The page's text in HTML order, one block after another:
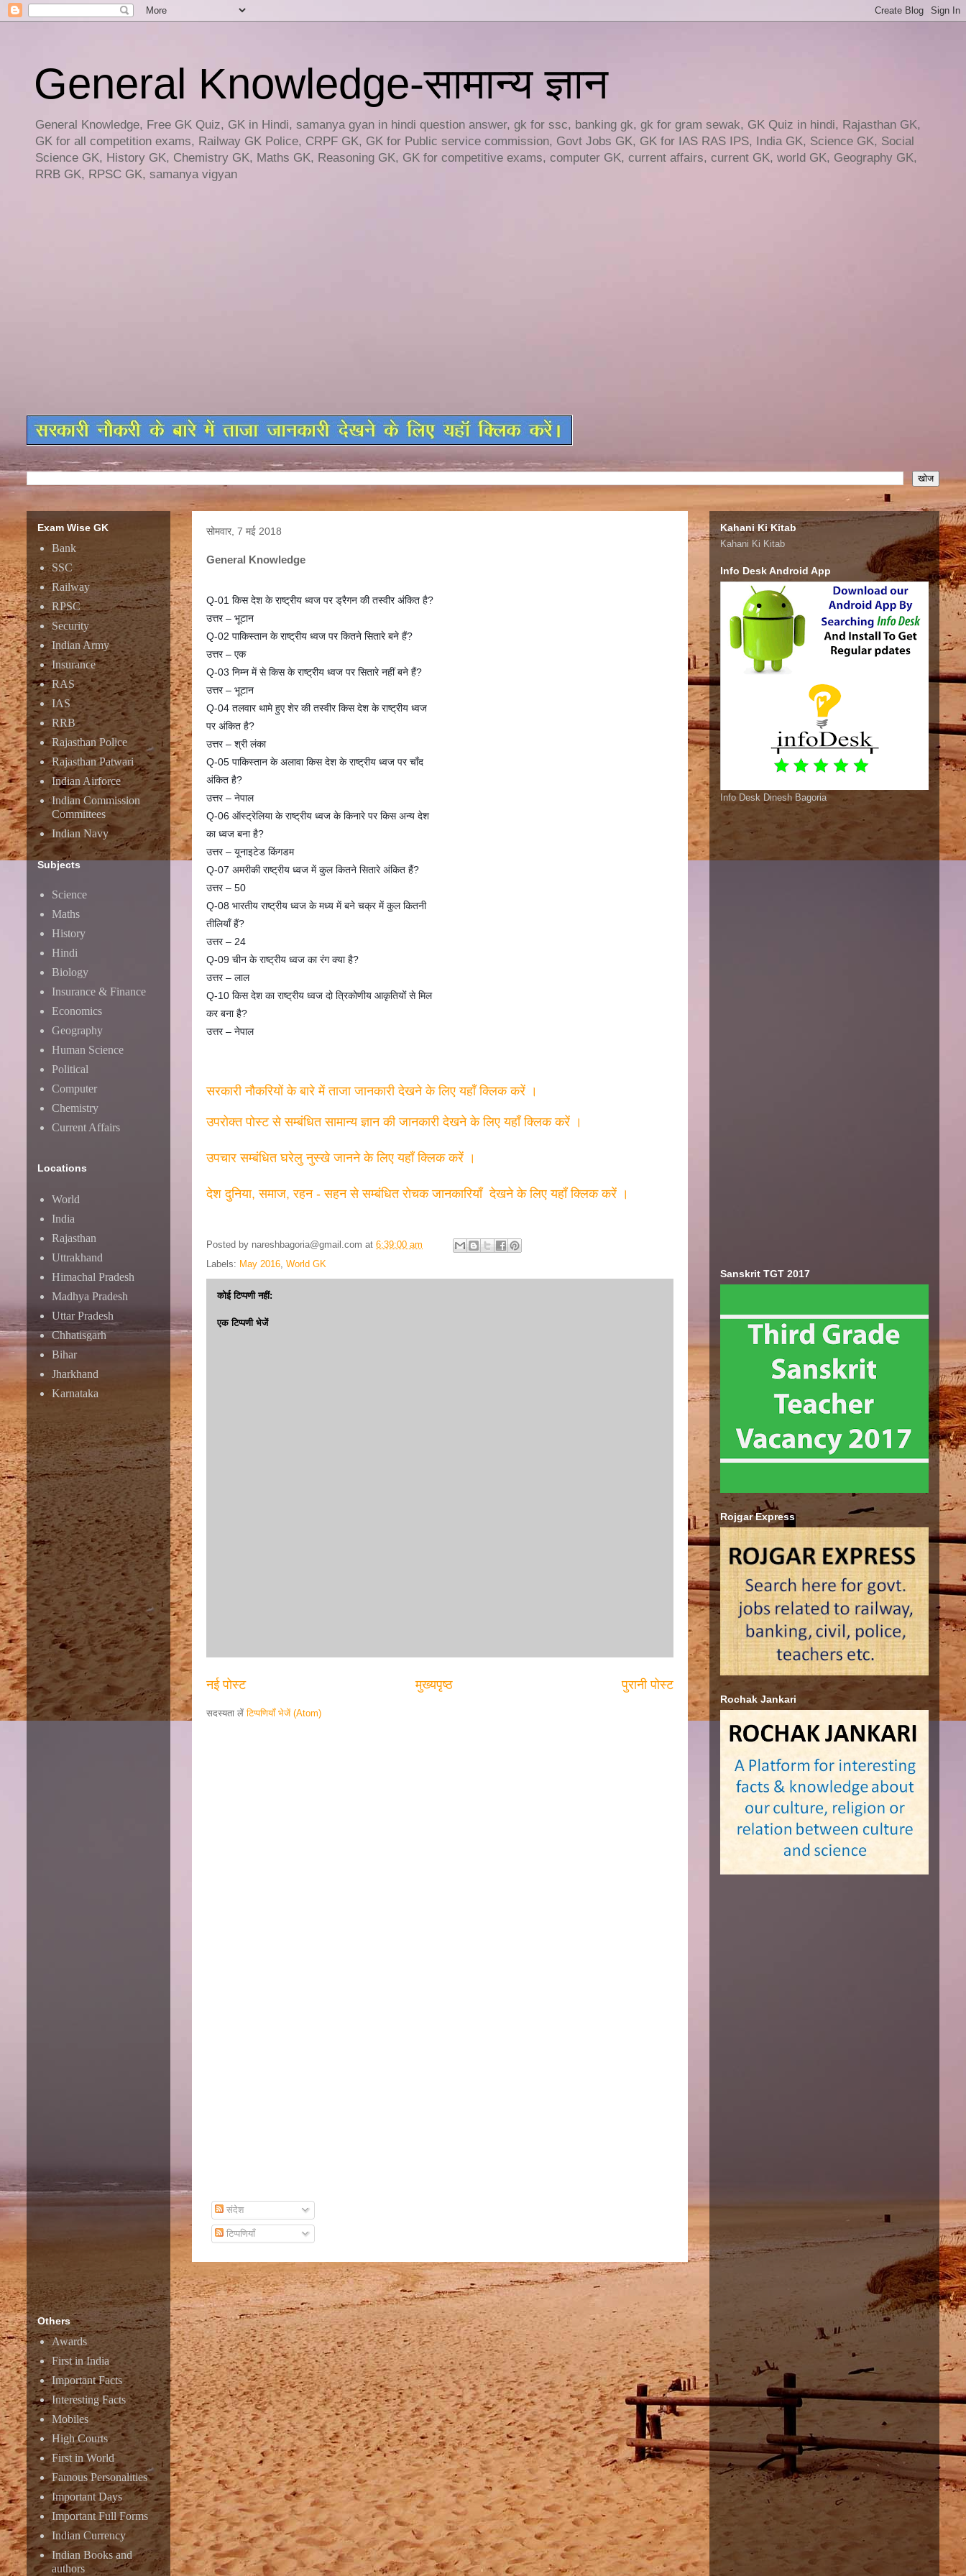
General Knowledge-सामान्य ज्ञान
General Knowledge, Free GK Quiz, GK in Hindi, samanya gyan in hindi question answer, gk for ssc, banking gk, gk for gram sewak, GK Quiz in hindi, Rajasthan GK,
GK for all competition exams, Railway GK Police, CRPF GK, GK for Public service commission, Govt Jobs GK, GK for IAS RAS IPS, India GK, Science GK, Social
Science GK, History GK, Chemistry GK, Maths GK, Reasoning GK, GK for competitive exams, computer GK, current affairs, current GK, world GK, Geography GK,
RRB GK, RPSC GK, samanya vigyan
सोमवार, 7 मई 2018
General Knowledge
Q-01 किस देश के राष्ट्रीय ध्वज पर ड्रैगन की तस्वीर अंकित है?
उत्तर – भूटान
Q-02 पाकिस्तान के राष्ट्रीय ध्वज पर कितने सितारे बने हैं?
उत्तर – एक
Q-03 निम्न में से किस के राष्ट्रीय ध्वज पर सितारे नहीं बने हैं?
उत्तर – भूटान
Q-04 तलवार थामे हुए शेर की तस्वीर किस देश के राष्ट्रीय ध्वज
पर अंकित है?
उत्तर – श्री लंका
Q-05 पाकिस्तान के अलावा किस देश के राष्ट्रीय ध्वज पर चाँद
अंकित है?
उत्तर – नेपाल
Q-06 ऑस्ट्रेलिया के राष्ट्रीय ध्वज के किनारे पर किस अन्य देश
का ध्वज बना है?
उत्तर – यूनाइटेड किंगडम
Q-07 अमरीकी राष्ट्रीय ध्वज में कुल कितने सितारे अंकित हैं?
उत्तर – 50
Q-08 भारतीय राष्ट्रीय ध्वज के मध्य में बने चक्र में कुल कितनी
तीलियाँ हैं?
उत्तर – 24
Q-09 चीन के राष्ट्रीय ध्वज का रंग क्या है?
उत्तर – लाल
Q-10 किस देश का राष्ट्रीय ध्वज दो त्रिकोणीय आकृतियों से मिल
कर बना है?
उत्तर – नेपाल
सरकारी नौकरियों के बारे में ताजा जानकारी देखने के लिए यहाँ क्लिक करें ।
उपरोक्त पोस्ट से सम्बंधित सामान्य ज्ञान की जानकारी देखने के लिए यहाँ क्लिक करें ।
उपचार सम्बंधित घरेलु नुस्खे जानने के लिए यहाँ क्लिक करें ।
देश दुनिया, समाज, रहन - सहन से सम्बंधित रोचक जानकारियाँ देखने के लिए यहाँ क्लिक करें ।
Posted by nareshbagoria@gmail.com at 6:39:00 am
Labels: May 2016, World GK
कोई टिप्पणी नहीं:
एक टिप्पणी भेजें
नई पोस्ट पुरानी पोस्ट
मुख्यपृष्ठ
सदस्यता लेंटिप्पणियाँ भेजें (Atom)
संदेश
टिप्पणियाँ
Exam Wise GK
Bank
SSC
Railway
RPSC
Security
Indian Army
Insurance
RAS
IAS
RRB
Rajasthan Police
Rajasthan Patwari
Indian Airforce
Indian Commission
Committees
Indian Navy
Subjects
Science
Maths
History
Hindi
Biology
Insurance & Finance
Economics
Geography
Human Science
Political
Computer
Chemistry
Current Affairs
Locations
World
India
Rajasthan
Uttrakhand
Himachal Pradesh
Madhya Pradesh
Uttar Pradesh
Chhatisgarh
Bihar
Jharkhand
Karnataka
Others
Awards
First in India
Important Facts
Interesting Facts
Mobiles
High Courts
First in World
Famous Personalities
Important Days
Important Full Forms
Indian Currency
Indian Books and
authors
Kahani Ki Kitab
Kahani Ki Kitab
Info Desk Android App
Info Desk Dinesh Bagoria
Sanskrit TGT 2017
Rojgar Express
Rochak Jankari